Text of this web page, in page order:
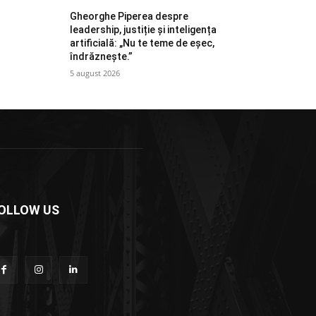
Gheorghe Piperea despre
leadership, justiție și inteligența
artificială: „Nu te teme de eșec,
îndrăznește.”
5 august 2026
US